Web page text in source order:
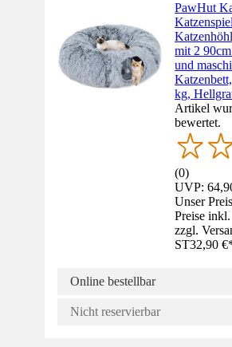
PawHut
mit 2
und
kg,
Artikel
bewertet.
(0)
UVP:
Unser
Preise
zzgl.
ST32,90 €
Online bestellbar
Nicht reservierbar